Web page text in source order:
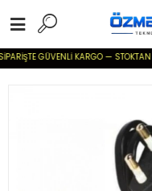
GÜVENLİ KARGO — STOKTAN